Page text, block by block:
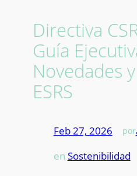
Directiva
Guía
Novedades
ESRS
Feb 27, 2026 por
en Sostenibilidad